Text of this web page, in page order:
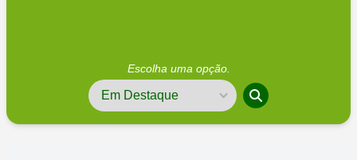
Escolha uma opção.